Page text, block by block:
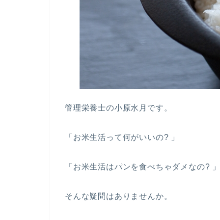
管理栄養士の小原水月です。
「お米生活って何がいいの? 」
「お米生活はパンを食べちゃダメなの? 」
そんな疑問はありませんか。